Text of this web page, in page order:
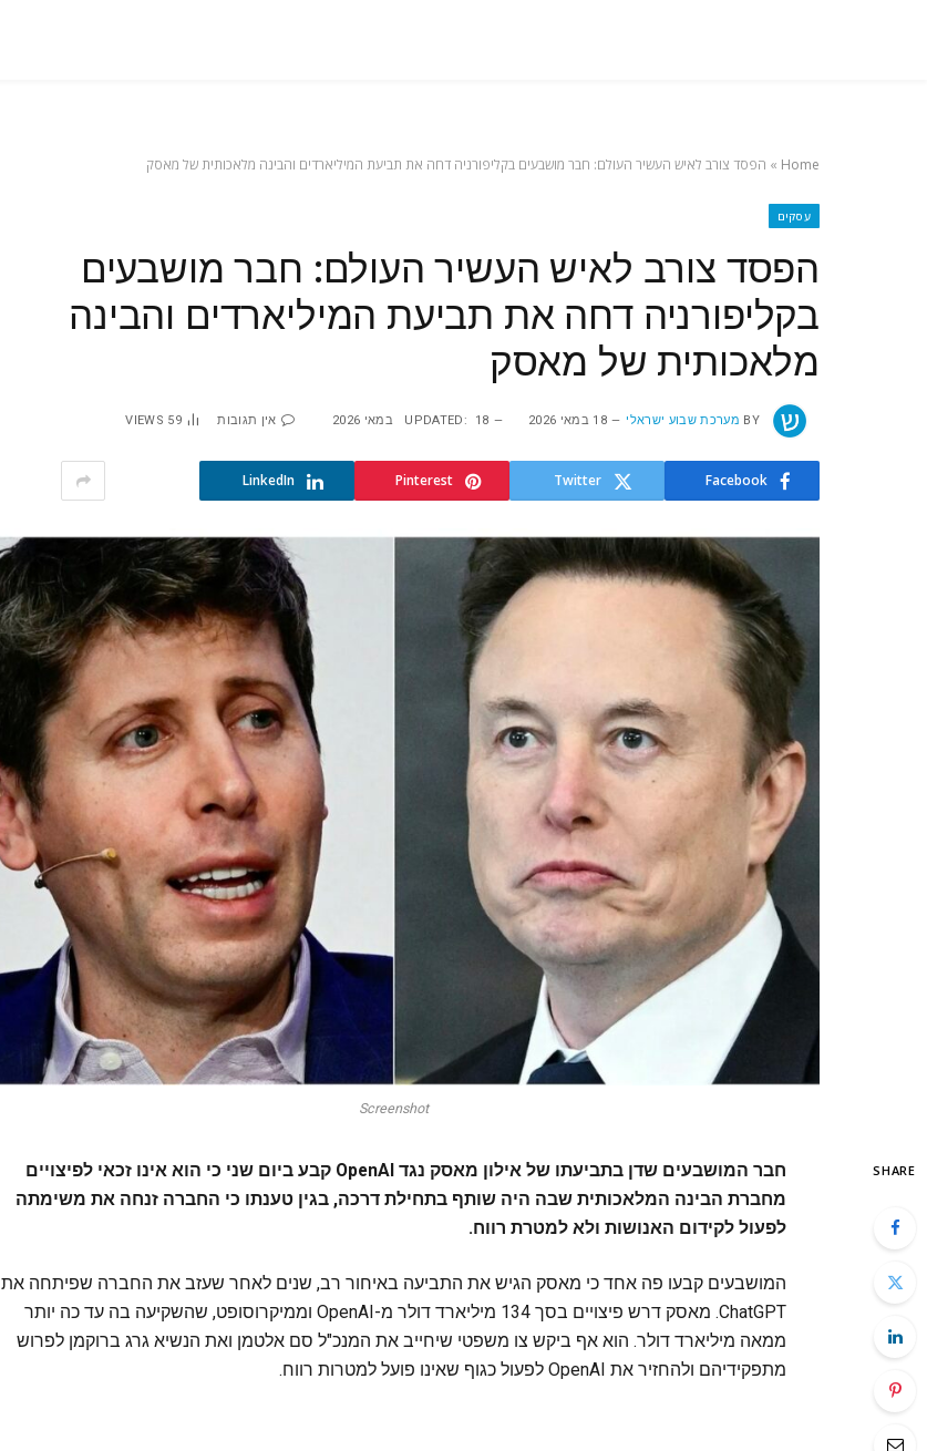
Home
» הפסד צורב לאיש העשיר העולם: חבר מושבעים בקליפורניה דחה את תביעת המיליארדים והבינה מלאכותית של מאסק
עסקים
הפסד צורב לאיש העשיר העולם: חבר מושבעים
בקליפורניה דחה את תביעת המיליארדים והבינה
מלאכותית של מאסק
BY מערכת שבוע ישראלי 18 במאי 2026 UPDATED: 18 במאי 2026 אין תגובות 59
VIEWS
Facebook
Twitter
Pinterest
LinkedIn
Screenshot
SHARE
חבר המושבעים שדן בתביעתו של אילון מאסק נגד OpenAI קבע ביום שני כי הוא אינו זכאי לפיצויים
מחברת הבינה המלאכותית שבה היה שותף בתחילת דרכה, בגין טענתו כי החברה זנחה את משימתה
לפעול לקידום האנושות ולא למטרת רווח.
המושבעים קבעו פה אחד כי מאסק הגיש את התביעה באיחור רב, שנים לאחר שעזב את החברה שפיתחה את
ChatGPT. מאסק דרש פיצויים בסך 134 מיליארד דולר מ-OpenAI וממיקרוסופט, שהשקיעה בה עד כה יותר
ממאה מיליארד דולר. הוא אף ביקש צו משפטי שיחייב את המנכ"ל סם אלטמן ואת הנשיא גרג ברוקמן לפרוש
מתפקידיהם ולהחזיר את OpenAI לפעול כגוף שאינו פועל למטרות רווח.